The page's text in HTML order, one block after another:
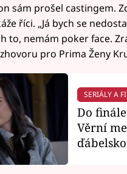
sám prošel castingem.
říci. „Já bych se
to, nemám poker face.
pro Prima Ženy
SERIÁLY A
Do
Věrní